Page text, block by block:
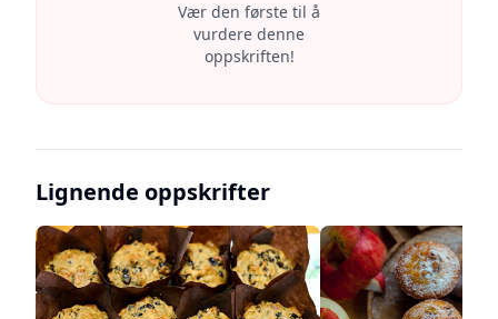
Vær den første til å
vurdere denne
oppskriften!
Lignende oppskrifter